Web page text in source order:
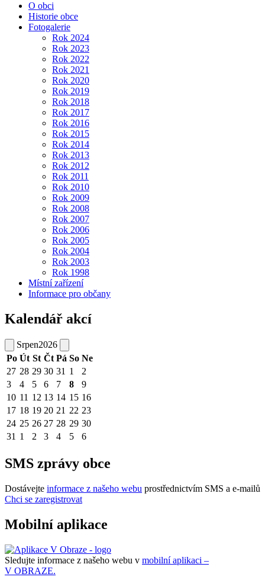
O obci
Historie obce
Fotogalerie
Rok 2024
Rok 2023
Rok 2022
Rok 2021
Rok 2020
Rok 2019
Rok 2018
Rok 2017
Rok 2016
Rok 2015
Rok 2014
Rok 2013
Rok 2012
Rok 2011
Rok 2010
Rok 2009
Rok 2008
Rok 2007
Rok 2006
Rok 2005
Rok 2004
Rok 2003
Rok 1998
Místní zařízení
Informace pro občany
Kalendář akcí
Srpen2026
Po Út St Čt Pá So Ne
27 28 29 30 31 1
2
3
4 5 6 7 8
9
10 11 12 13 14 15 16
17 18 19 20 21 22 23
24 25 26 27 28 29 30
31 1 2 3 4 5 6
SMS zprávy obce
Dostávejte informace z našeho webu prostřednictvím SMS a e-mailů
Chci se zaregistrovat
Mobilní aplikace
Sledujte informace z našeho webu v mobilní aplikaci –
V OBRAZE.